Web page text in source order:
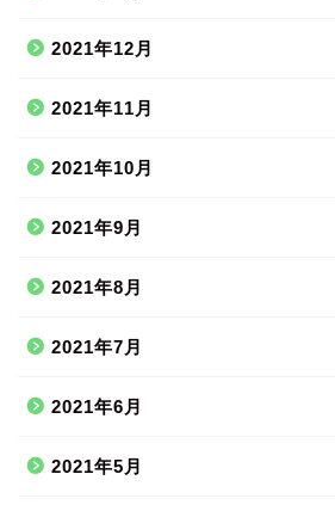
2021年12月
2021年11月
2021年10月
2021年9月
2021年8月
2021年7月
2021年6月
2021年5月